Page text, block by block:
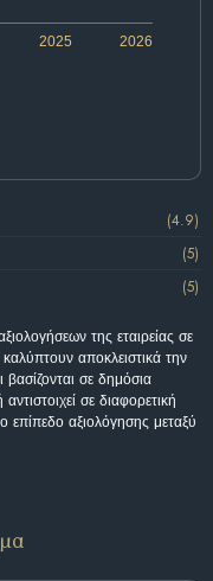
2026
2025
(4.9)
(5)
(5)
της εταιρείας σε
αποκλειστικά την
σε δημόσια
σε διαφορετική
επίπεδο αξιολόγησης μεταξύ